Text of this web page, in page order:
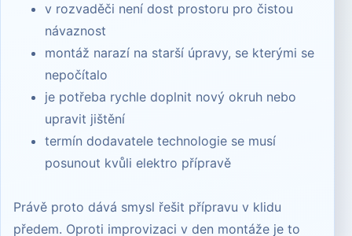
v rozvaděči není dost prostoru pro čistou
návaznost
montáž narazí na starší úpravy, se kterými se
nepočítalo
je potřeba rychle doplnit nový okruh nebo
upravit jištění
termín dodavatele technologie se musí
posunout kvůli elektro přípravě
Právě proto dává smysl řešit přípravu v klidu
předem. Oproti improvizaci v den montáže je to